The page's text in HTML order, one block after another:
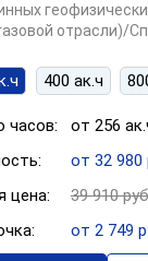
отрасли)/
400 ак.ч
часов:
от 256
от 32 980
цена:
39 910
от 2 749